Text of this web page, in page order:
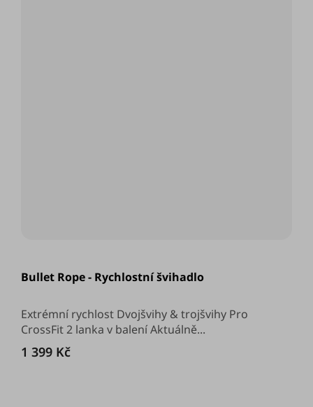
Bullet Rope - Rychlostní švihadlo
produktu
z
5
hvězdiček.
1 399 Kč
Extrémní rychlost Dvojšvihy & trojšvihy Pro
CrossFit 2 lanka v balení Aktuálně...